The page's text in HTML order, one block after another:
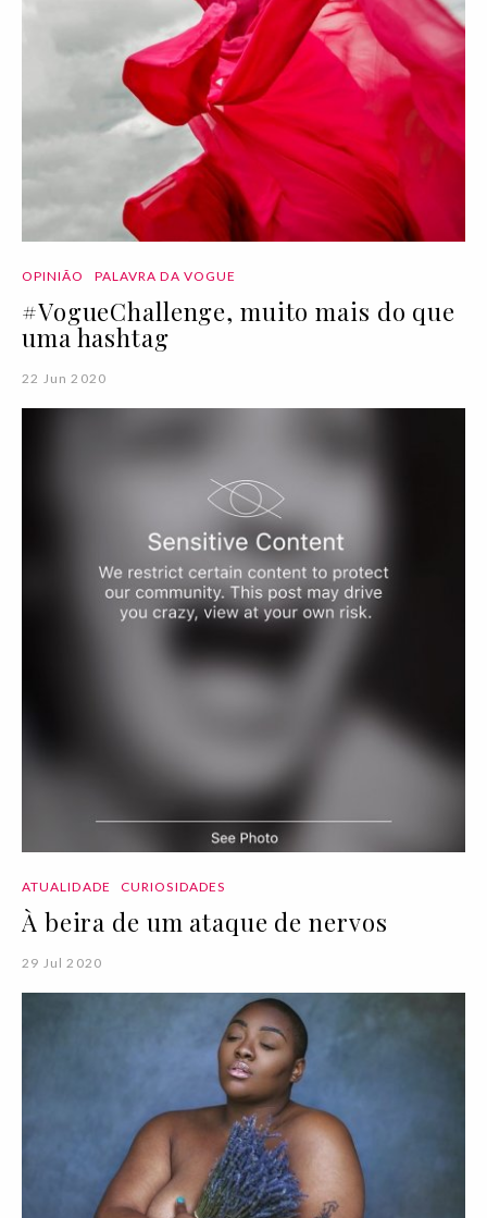
OPINIÃO PALAVRA DA VOGUE
#VogueChallenge, muito mais do que
uma hashtag
22 Jun 2020
ATUALIDADE CURIOSIDADES
À beira de um ataque de nervos
29 Jul 2020